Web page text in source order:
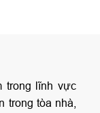
trong lĩnh vực
trong tòa nhà,